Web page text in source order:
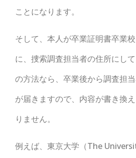
ことになります。
そして、本人が卒業証明書卒業
に、捜索調査担当者の住所にし
の方法なら、卒業後から調査担
が届きますので、内容が書き換
りません。
例えば、東京大学（The